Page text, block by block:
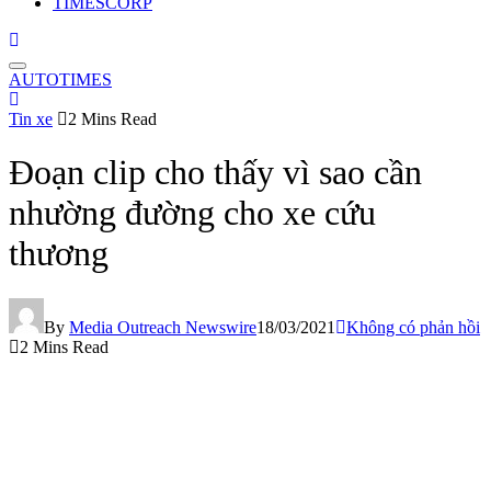
AUTOTIMES
Tin xe 2 Mins Read
Đoạn clip cho thấy vì sao cần
nhường đường cho xe cứu
thương
By Media Outreach Newswire18/03/2021
Không có phản hồi
2 Mins Read